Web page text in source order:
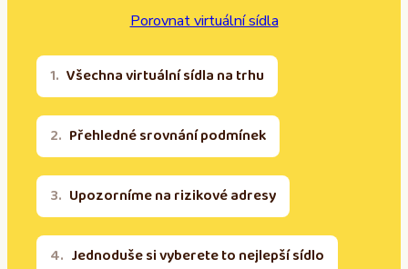
Porovnat virtuální sídla
Všechna virtuální sídla na trhu
Přehledné srovnání podmínek
Upozorníme na rizikové adresy
Jednoduše si vyberete to nejlepší sídlo